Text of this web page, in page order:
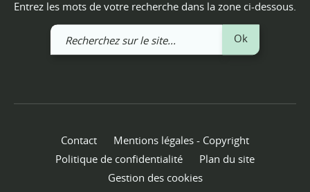
Entrez les mots de votre recherche dans la zone ci-dessous.
Recherchez
sur
Ok
Contact
Mentions légales - Copyright
Politique de confidentialité
Plan du site
Gestion des cookies